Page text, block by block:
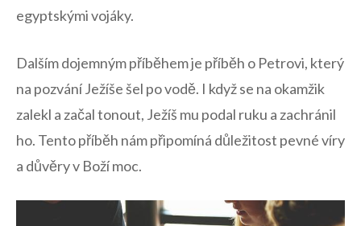
egyptskými vojáky.
Dalším dojemným příběhem je příběh o Petrovi, který
na pozvání Ježíše šel po vodě. I když se na okamžik
zalekl a začal tonout, Ježíš mu podal ruku a zachránil
ho. Tento příběh nám připomíná důležitost pevné víry
a důvěry v Boží moc.